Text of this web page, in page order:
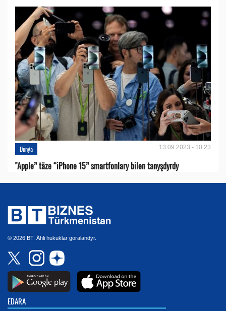
Dünýä 13.09.2023 - 10:23
"Apple” täze “iPhone 15” smartfonlary bilen tanyşdyrdy
© 2026 BT. Ähli hukuklar goralandyr.
EDARA